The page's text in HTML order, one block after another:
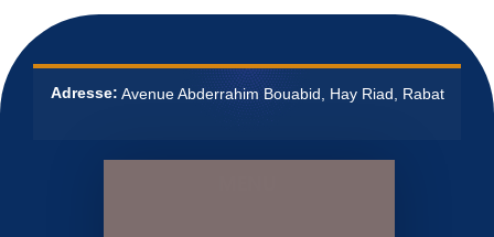
Adresse: Avenue Abderrahim Bouabid, Hay Riad, Rabat